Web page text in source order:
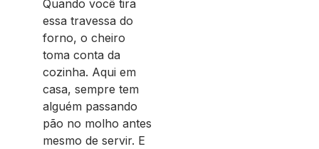
Quando você tira
essa travessa do
forno, o cheiro
toma conta da
cozinha. Aqui em
casa, sempre tem
alguém passando
pão no molho antes
mesmo de servir. E